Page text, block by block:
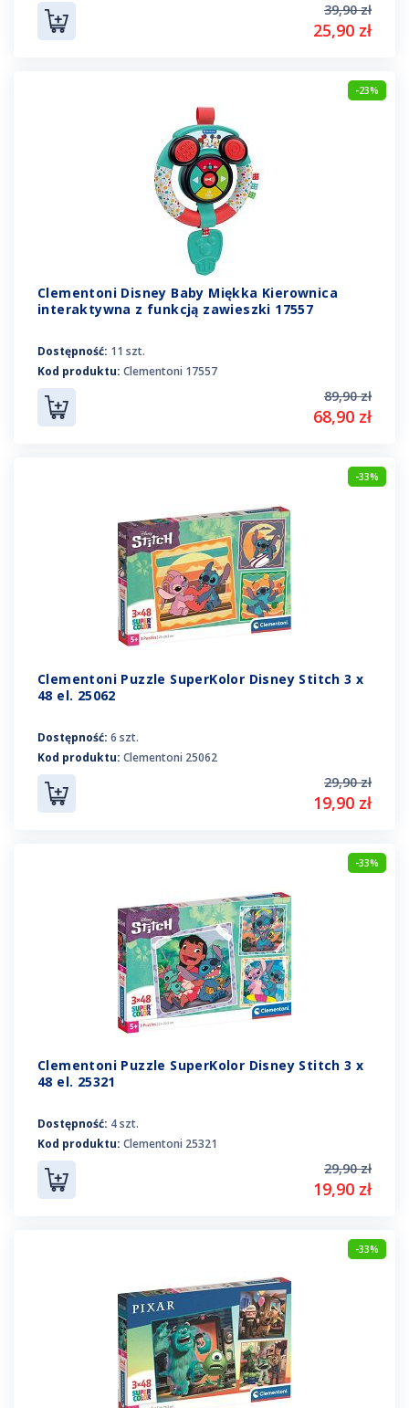
39,90 zł
25,90 zł
-23%
Clementoni Disney Baby Miękka Kierownica
interaktywna z funkcją zawieszki 17557
Dostępność: 11 szt.
Kod produktu: Clementoni 17557
89,90 zł
68,90 zł
-33%
Clementoni Puzzle SuperKolor Disney Stitch 3 x
48 el. 25062
Dostępność: 6 szt.
Kod produktu: Clementoni 25062
29,90 zł
19,90 zł
-33%
Clementoni Puzzle SuperKolor Disney Stitch 3 x
48 el. 25321
Dostępność: 4 szt.
Kod produktu: Clementoni 25321
29,90 zł
19,90 zł
-33%